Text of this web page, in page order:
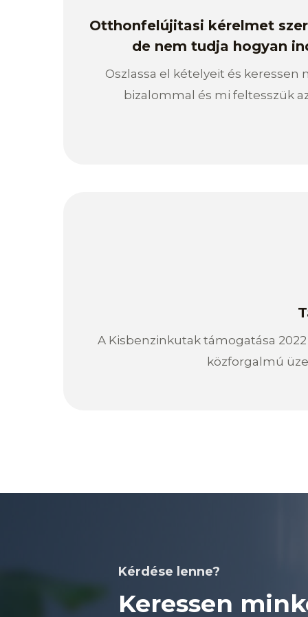
Otthonfelújitasi kérelmet
de nem tudja hogyan
Oszlassa el kételyeit és keressen
bizalommal és mi feltesszük
A Kisbenzinkutak támogatása
közforgalmú
Kérdése lenne?
Keressen